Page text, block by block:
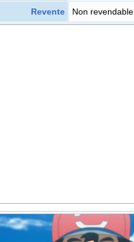
Revente Non revendable